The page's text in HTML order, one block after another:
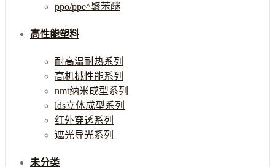
ppo/ppe^聚苯醚
高性能塑料
耐高温耐热系列
高机械性能系列
nmt纳米成型系列
lds立体成型系列
红外穿透系列
遮光导光系列
未分类